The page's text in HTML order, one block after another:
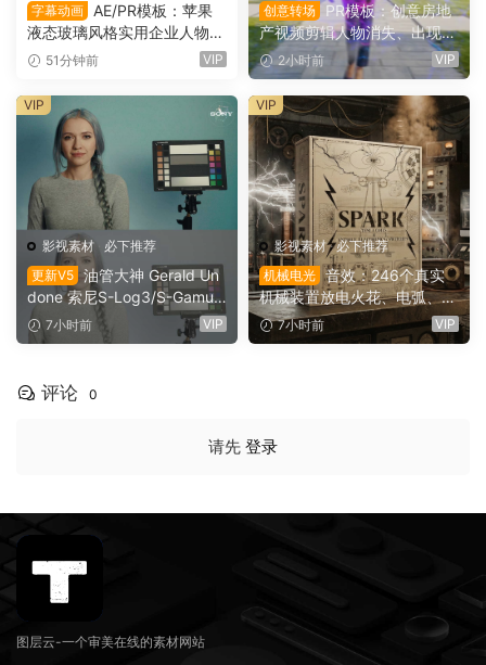
字幕动画 AE/PR模板：苹果
液态玻璃风格实用企业人物宣
传下横栏字幕条文字标题动画
51分钟前 VIP
创意转场
PR模板：创意房地
产视频剪辑人物消失、出现电
影转场过渡（16154）
2小时前 VIP
影视素材 · 必下推荐
更新V5 油管大神 Gerald Un
done 索尼S-Log3/S-Gamut
3.Cine素材色彩还原、监看L
UT调色预设 Gerald Undone
2）
7小时前 VIP
VIP
影视素材·必下推荐
机械电光 音效：246个真实
机械装置放电火花、电弧、嗡
鸣、嗡鸣、机械激活冲击电影
游戏广告音效素材 SoundMor
7小时前 VIP
VIP
评论 0
请先 登录
图层云-一个审美在线的素材网站